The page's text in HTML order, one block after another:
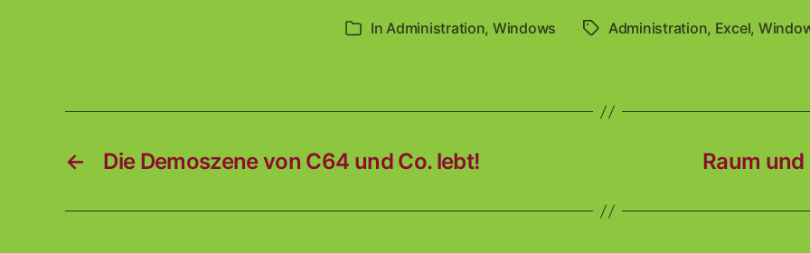
Kategorien
InAdministration, Windows Schlagwörter
Administration, Excel,
← Die Demoszene von C64 und Co. lebt! Raum